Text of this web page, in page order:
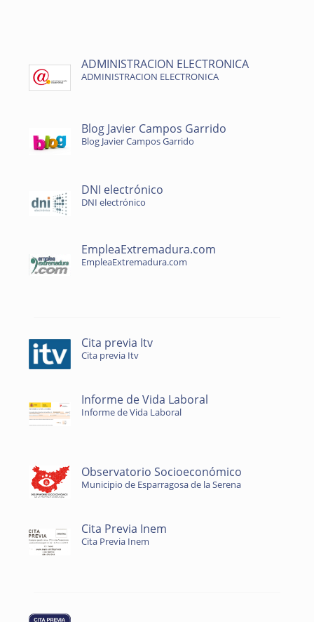
ADMINISTRACION ELECTRONICA
ADMINISTRACION ELECTRONICA
Blog Javier Campos Garrido
Blog Javier Campos Garrido
DNI electrónico
DNI electrónico
EmpleaExtremadura.com
EmpleaExtremadura.com
Cita previa Itv
Cita previa Itv
Informe de Vida Laboral
Informe de Vida Laboral
Observatorio Socioeconómico
Municipio de Esparragosa de la Serena
Cita Previa Inem
Cita Previa Inem